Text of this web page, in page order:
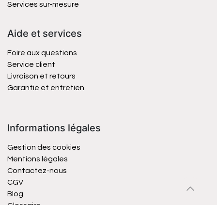
Services sur-mesure
Aide et services
Foire aux questions
Service client
Livraison et retours
Garantie et entretien
Informations légales
Gestion des cookies
Mentions légales
Contactez-nous
CGV
Blog